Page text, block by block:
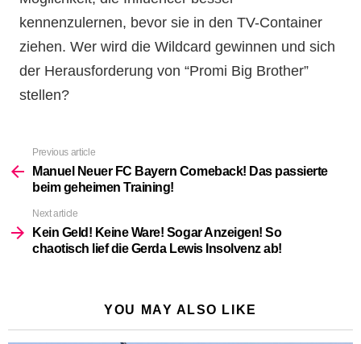
kennenzulernen, bevor sie in den TV-Container
ziehen. Wer wird die Wildcard gewinnen und sich
der Herausforderung von “Promi Big Brother”
stellen?
more
Previous article
Manuel Neuer FC Bayern Comeback! Das passierte
beim geheimen Training!
Next article
Kein Geld! Keine Ware! Sogar Anzeigen! So
chaotisch lief die Gerda Lewis Insolvenz ab!
YOU MAY ALSO LIKE